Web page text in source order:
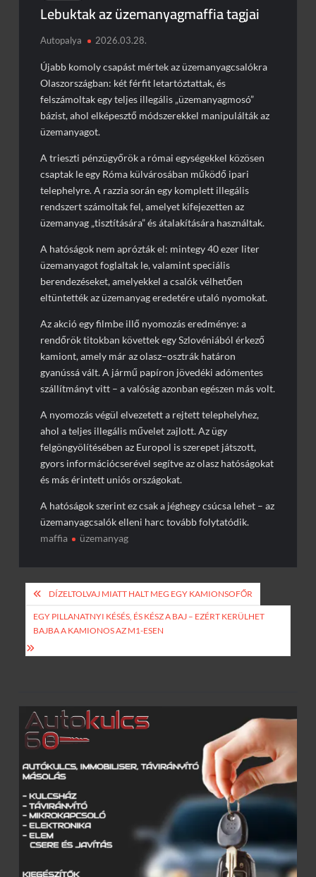
Lebuktak az üzemanyagmaffia tagjai
Autopalya 2026.03.28.
Újabb komoly csapást mértek az üzemanyagcsalókra
Olaszországban: két férfit letartóztattak, és
felszámoltak egy teljes illegális „üzemanyagmosó”
bázist, ahol elképesztő módszerekkel manipulálták az
üzemanyagot.
A trieszti pénzügyőrök a római egységekkel közösen
csaptak le egy Róma külvárosában működő ipari
telephelyre. A razzia során egy komplett illegális
rendszert számoltak fel, amelyet kifejezetten az
üzemanyag „tisztítására” és átalakítására használtak.
A hatóságok nem aprózták el: mintegy 40 ezer liter
üzemanyagot foglaltak le, valamint speciális
berendezéseket, amelyekkel a csalók vélhetően
eltüntették az üzemanyag eredetére utaló nyomokat.
Az akció egy filmbe illő nyomozás eredménye: a
rendőrök titokban követtek egy Szlovéniából érkező
kamiont, amely már az olasz–osztrák határon
gyanússá vált. A jármű papíron jövedéki adómentes
szállítmányt vitt – a valóság azonban egészen más volt.
A nyomozás végül elvezetett a rejtett telephelyhez,
ahol a teljes illegális művelet zajlott. Az ügy
felgöngyölítésében az Europol is szerepet játszott,
gyors információcserével segítve az olasz hatóságokat
és más érintett uniós országokat.
A hatóságok szerint ez csak a jéghegy csúcsa lehet – az
üzemanyagcsalók elleni harc tovább folytatódik.
maffia
üzemanyag
Bejegyzés
navigáció
DÍZELTOLVAJ MIATT HALT MEG EGY KAMIONSOFŐR
EGY PILLANATNYI KÉSÉS, ÉS KÉSZ A BAJ – EZÉRT KERÜLHET
BAJBA A KAMIONOS AZ M1-ESEN